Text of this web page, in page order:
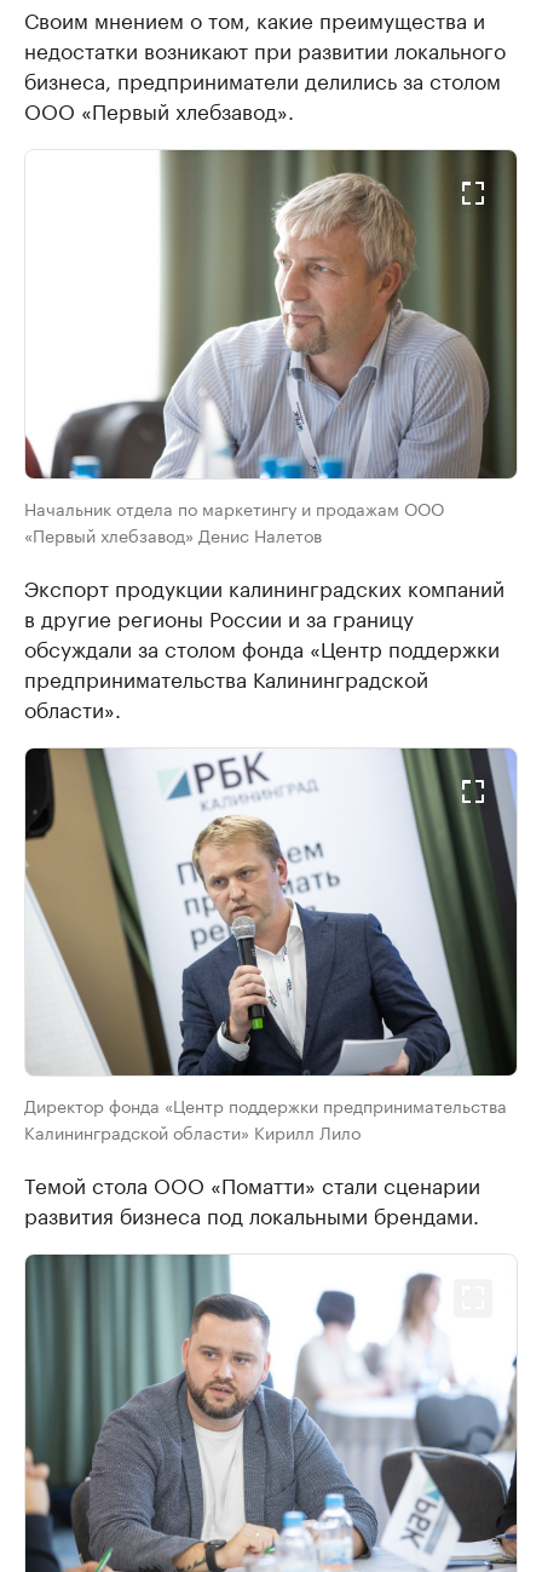
Своим мнением о том, какие преимущества и
недостатки возникают при развитии локального
бизнеса, предприниматели делились за столом
ООО «Первый хлебзавод».
Начальник отдела по маркетингу и продажам ООО
«Первый хлебзавод» Денис Налетов
Экспорт продукции калининградских компаний
в другие регионы России и за границу
обсуждали за столом фонда «Центр поддержки
предпринимательства Калининградской
области».
Директор фонда «Центр поддержки предпринимательства
Калининградской области» Кирилл Лило
Темой стола ООО «Поматти» стали сценарии
развития бизнеса под локальными брендами.